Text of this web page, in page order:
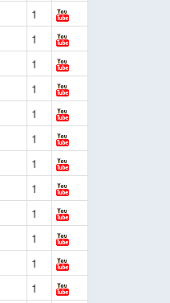
1
1
1
1
1
1
1
1
1
1
1
1